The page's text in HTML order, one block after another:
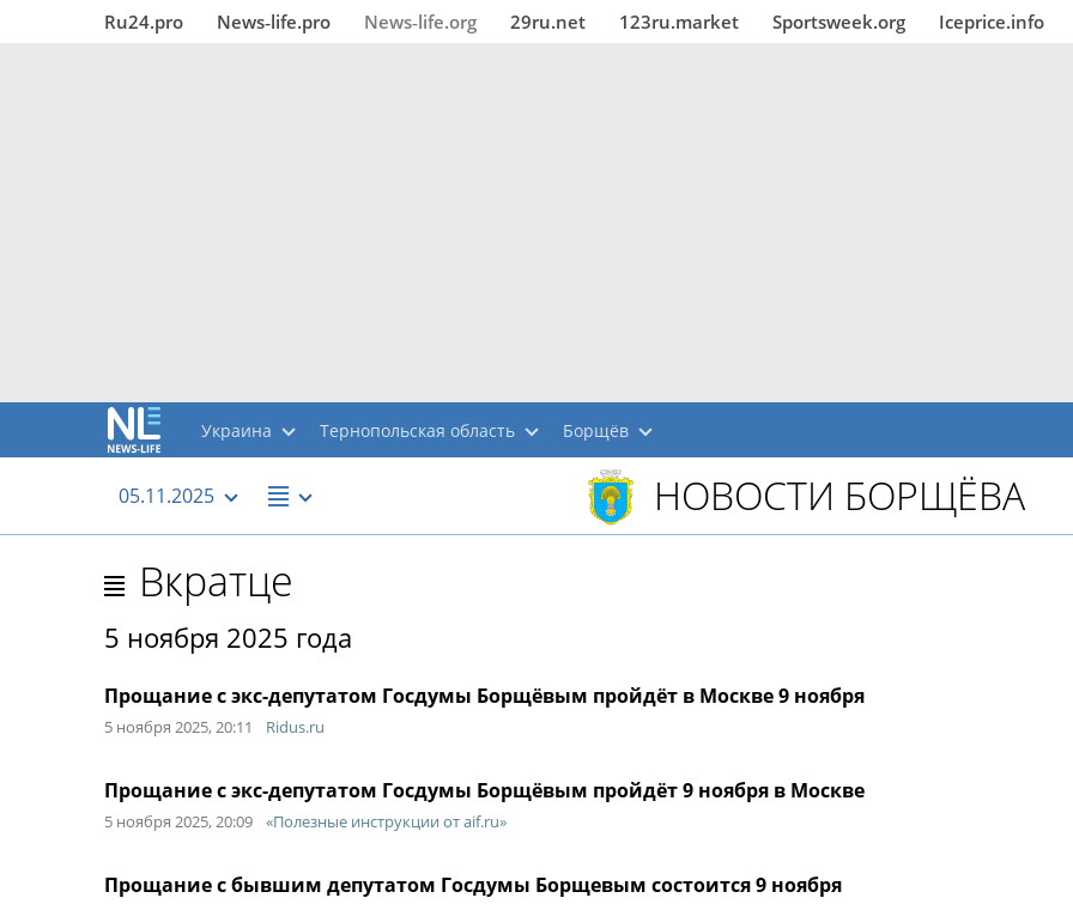
Ru24.pro News‑life.pro News‑life.org 29ru.net 123ru.market Sportsweek.org Iceprice.info
Украина Тернопольская область Борщёв
05.11.2025 НОВОСТИ БОРЩЁВА
Вкратце
5 ноября 2025 года
Прощание с экс-депутатом Госдумы Борщёвым пройдёт в Москве 9 ноября
5 ноября 2025, 20:11 Ridus.ru
Прощание с экс-депутатом Госдумы Борщёвым пройдёт 9 ноября в Москве
5 ноября 2025, 20:09 «Полезные инструкции от aif.ru»
Прощание с бывшим депутатом Госдумы Борщевым состоится 9 ноября